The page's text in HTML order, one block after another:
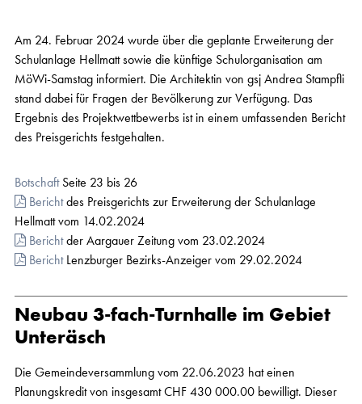
Am 24. Februar 2024 wurde über die geplante Erweiterung der
Schulanlage Hellmatt sowie die künftige Schulorganisation am
MöWi-Samstag informiert. Die Architektin von gsj Andrea Stampfli
stand dabei für Fragen der Bevölkerung zur Verfügung. Das
Ergebnis des Projektwettbewerbs ist in einem umfassenden Bericht
des Preisgerichts festgehalten.
BotschaftSeite 23 bis 26
Berichtdes Preisgerichts zur Erweiterung der Schulanlage
Hellmatt vom 14.02.2024
Berichtder Aargauer Zeitung vom 23.02.2024
BerichtLenzburger Bezirks-Anzeiger vom 29.02.2024
Neubau 3-fach-Turnhalle im Gebiet
Unteräsch
Die Gemeindeversammlung vom 22.06.2023 hat einen
Planungskredit von insgesamt CHF 430 000.00 bewilligt. Dieser